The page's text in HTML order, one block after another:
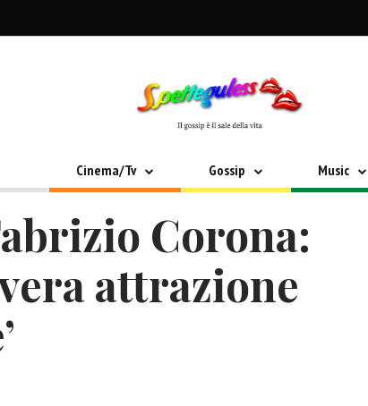
Cinema/Tv Gossip Music
Corona:
attrazione